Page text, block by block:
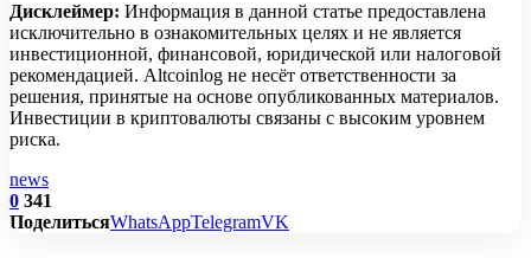
Дисклеймер: Информация в данной статье предоставлена
исключительно в ознакомительных целях и не является
инвестиционной, финансовой, юридической или налоговой
рекомендацией. Altcoinlog не несёт ответственности за
решения, принятые на основе опубликованных материалов.
Инвестиции в криптовалюты связаны с высоким уровнем
риска.
news
0 341
ПоделитьсяWhatsAppTelegramVK